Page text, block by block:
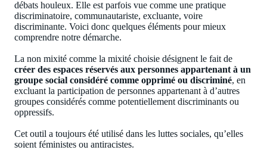
débats houleux. Elle est parfois vue comme une pratique
discriminatoire, communautariste, excluante, voire
discriminante. Voici donc quelques éléments pour mieux
comprendre notre démarche.
La non mixité comme la mixité choisie désignent le fait de
créer des espaces réservés aux personnes appartenant à un
groupe social considéré comme opprimé ou discriminé, en
excluant la participation de personnes appartenant à d’autres
groupes considérés comme potentiellement discriminants ou
oppressifs.
Cet outil a toujours été utilisé dans les luttes sociales, qu’elles
soient féministes ou antiracistes.